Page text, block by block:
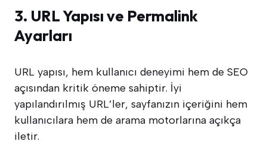
3. URL Yapısı ve Permalink
Ayarları
URL yapısı, hem kullanıcı deneyimi hem de SEO
açısından kritik öneme sahiptir. İyi
yapılandırılmış URL’ler, sayfanızın içeriğini hem
kullanıcılara hem de arama motorlarına açıkça
iletir.